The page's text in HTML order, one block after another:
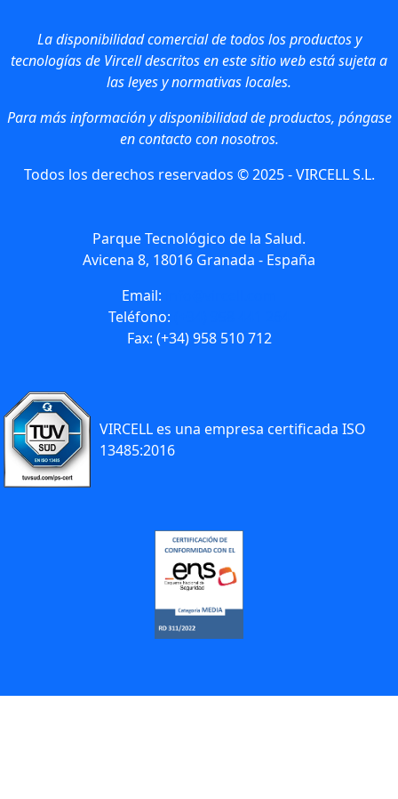
La disponibilidad comercial de todos los productos y
tecnologías de Vircell descritos en este sitio web está sujeta a
las leyes y normativas locales.
Para más información y disponibilidad de productos, póngase
en contacto con nosotros.
Todos los derechos reservados © 2025 - VIRCELL S.L.
Parque Tecnológico de la Salud.
Avicena 8, 18016 Granada - España
Email:
Teléfono:
Fax: (+34) 958 510 712
VIRCELL es una empresa certificada ISO
13485:2016